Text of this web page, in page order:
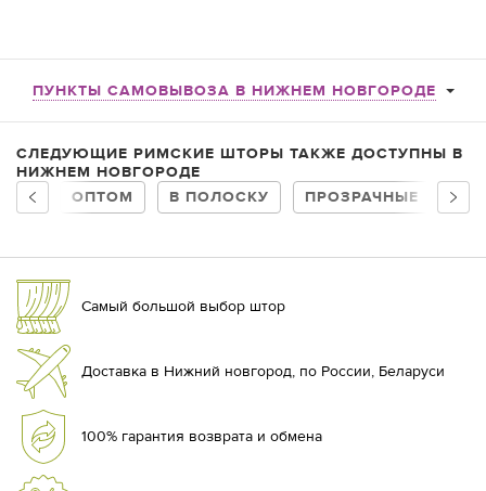
ПУНКТЫ САМОВЫВОЗА В НИЖНЕМ НОВГОРОДЕ
СЛЕДУЮЩИЕ РИМСКИЕ ШТОРЫ ТАКЖЕ ДОСТУПНЫ В
НИЖНЕМ НОВГОРОДЕ
ОПТОМ
В ПОЛОСКУ ПРОЗРАЧНЫЕ В
Самый большой выбор штор
Доставка в Нижний новгород, по России, Беларуси
100% гарантия возврата и обмена